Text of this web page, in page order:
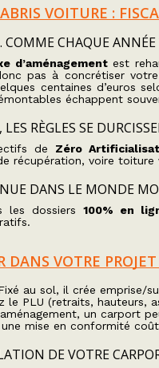
VOITURE :
COMME CHAQUE ANNÉE
d’aménagementest
pas à concrétiser
centaines d’euros
échappent
RÈGLES SE
de Zéro
récupération, voire
DANS LE MONDE
les dossiers100% en
DANS VOTRE PROJET
au sol, il crée emprise/
le PLU (retraits, hauteurs,
un carport
mise en conformité
DE VOTRE